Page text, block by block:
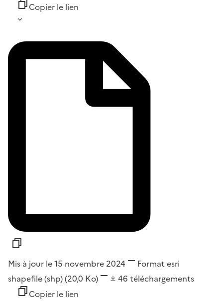
Copier le lien
Mis à jour le 15 novembre 2024 Format esri
shapefile (shp)(20,0 Ko) 46 téléchargements
Copier le lien